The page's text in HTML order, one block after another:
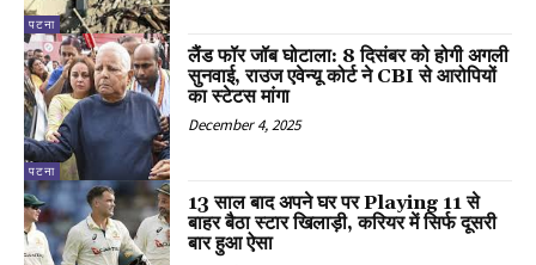
पटना
पटना
लैंड फॉर जॉब घोटाला: 8 दिसंबर को होगी अगली
सुनवाई, राउज एवेन्यू कोर्ट ने CBI से आरोपियों
का स्टेटस मांगा
December 4, 2025
13 साल बाद अपने घर पर Playing 11 से
बाहर बैठा स्टार खिलाड़ी, करियर में सिर्फ दूसरी
बार हुआ ऐसा